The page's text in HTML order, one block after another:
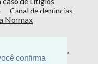
confirma
Canal de denúncias
Normax